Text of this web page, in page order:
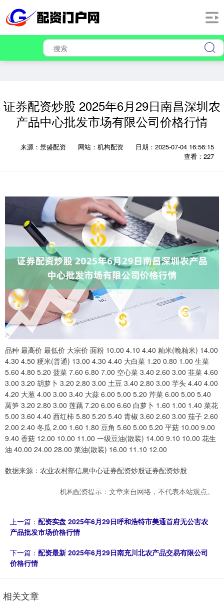
证券配资炒股 2025年6月29日南昌深圳农
产品中心批发市场有限公司价格行情
来源：景盛配资 网站：机构配资
日期：2025-07-04 16:56:15
查看：227
品种 最高价 最低价 大宗价 面粉 10.00 4.10 4.40 籼米(晚籼米) 14.00
4.30 4.50 粳米(普通) 13.00 4.30 4.40 大白菜 1.20 0.80 1.00 生菜
5.60 4.80 5.20 菠菜 7.60 6.80 7.00 空心菜 3.40 2.60 3.00 韭菜 4.60
3.00 3.20 胡萝卜 3.20 2.80 3.00 土豆 3.40 2.80 3.00 芋头 4.40 4.00
4.20 大葱 4.00 3.00 3.40 大蒜 6.00 5.00 5.20 芹菜 6.00 5.00 5.40
莴笋 3.20 2.80 3.00 莲藕 7.20 6.00 6.60 白萝卜 1.60 1.00 1.40 菜花
5.00 3.60 4.40 西红柿 5.80 5.20 5.40 青椒 3.60 2.60 3.00 茄子 2.60
2.00 2.40 冬瓜 2.00 1.60 1.80 豆角 5.60 5.00 5.20 平菇 10.00 9.00
9.40 香菇 12.00 10.00 11.00 一级豆油(散装) 14.00 9.10 10.00 花生
油 40.00 24.00 28.00 菜油(散装) 16.00 11.10 12.00
数据来源：农业农村部信息中心证券配资炒股证券配资炒股
机构配资提示：文章来自网络，不代表本站观点。
上一篇： 配资实盘 2025年6月29日呼和浩特市美通首府无公害农
产品批发市场价格行情
下一篇： 配资最新 2025年6月29日南充川北农产品交易有限公司
价格行情
相关文章